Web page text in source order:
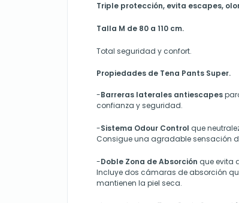
Triple protección, evita escapes,
Talla M de 80 a 110 cm.
Total seguridad y confort.
Propiedades de Tena Pants Super.
-Barreras laterales antiescapes
confianza y seguridad.
-Sistema Odour Control que
Consigue una agradable sensación
-Doble Zona de Absorción que evita
Incluye dos cámaras de absorción
mantienen la piel seca.